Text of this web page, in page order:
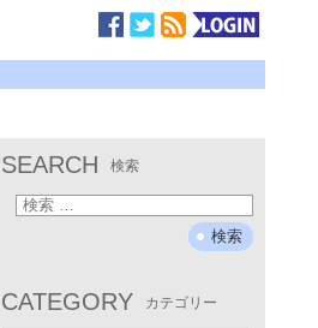
SEARCH 検索
CATEGORY カテゴリー